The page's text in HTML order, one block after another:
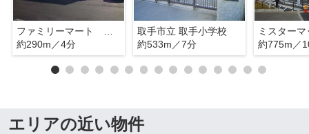
約290m／4分
取手市立 取手小学校
約533m／7分
約775m／
エリアの近い物件